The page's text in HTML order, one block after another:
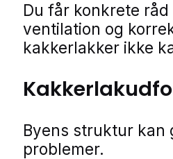
Du får konkrete
ventilation og
kakkerlakker ikke
Byens struktur
problemer.